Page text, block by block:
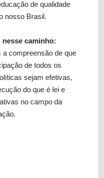
de qualidade
nosso Brasil.
caminho:
a compreensão de que
de todos os
sejam efetivas,
do que é lei e
no campo da